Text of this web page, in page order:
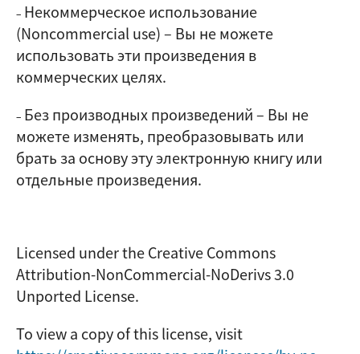
– Некоммерческое использование
(Noncommercial use)– Вы не можете
использовать эти произведения в
коммерческих целях.
– Без производных произведений– Вы не
можете изменять, преобразовывать или
брать за основу эту электронную книгу или
отдельные произведения.
Licensed under the Creative Commons
Attribution-NonCommercial-NoDerivs 3.0
Unported License.
To view a copy of this license, visit